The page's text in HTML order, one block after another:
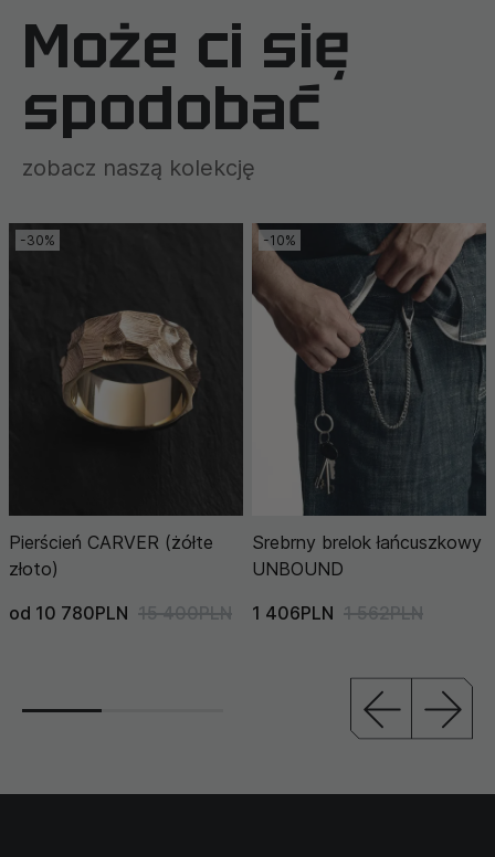
Może ci się
spodobać
zobacz naszą kolekcję
-30%
Pierścień CARVER (żółte
złoto)
od 10 780PLN 15 400PLN
-10%
Srebrny brelok łańcuszkowy
UNBOUND
1 406PLN 1 562PLN